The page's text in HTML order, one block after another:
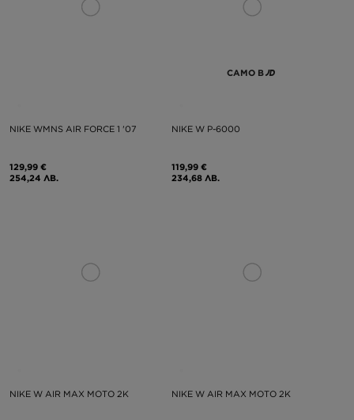
NIKE WMNS AIR FORCE 1 '07
129,99 €
254,24 ЛВ.
САМО В
NIKE W P-6000
119,99 €
234,68 ЛВ.
NIKE W AIR MAX MOTO 2K NIKE W AIR MAX MOTO 2K